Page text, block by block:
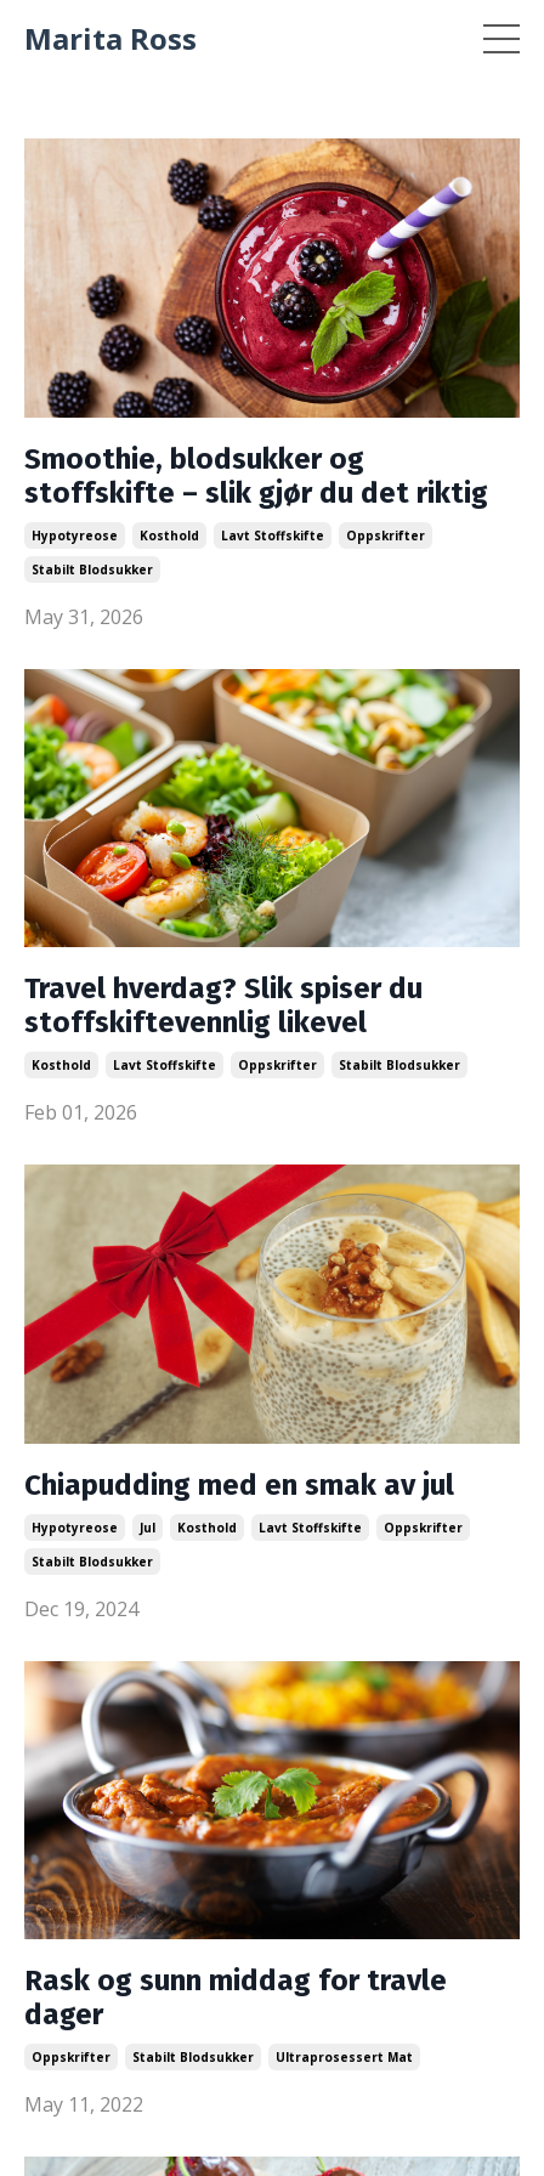
Marita Ross
Smoothie, blodsukker og
stoffskifte – slik gjør du det riktig
Hypotyreose Kosthold Lavt Stoffskifte
Oppskrifter
Stabilt Blodsukker
May 31, 2026
Travel hverdag? Slik spiser du
stoffskiftevennlig likevel
Kosthold Lavt Stoffskifte Oppskrifter Stabilt Blodsukker
Feb 01, 2026
Chiapudding med en smak av jul
Hypotyreose Jul Kosthold Lavt Stoffskifte
Oppskrifter
Stabilt Blodsukker
Dec 19, 2024
Rask og sunn middag for travle
dager
Oppskrifter Stabilt Blodsukker Ultraprosessert Mat
May 11, 2022